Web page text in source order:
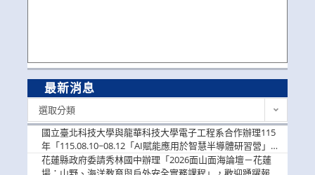
最新消息
選取分類
國立臺北科技大學與龍華科技大學電子工程系合作辦理115
年「115.08.10~08.12「AI賦能應用於智慧半導體研習營」，
歡迎學生踴躍報名參加
花蓮縣政府委請秀林國中辦理「2026面山面海論壇－花蓮